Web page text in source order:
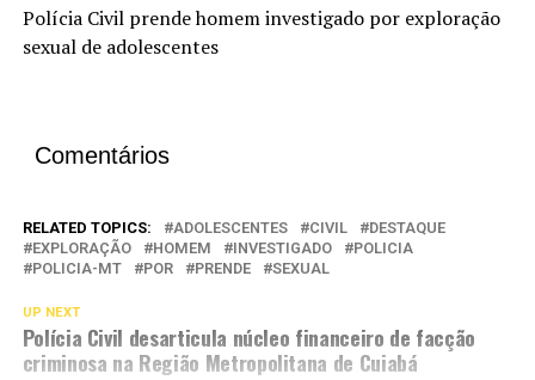
Polícia Civil prende homem investigado por exploração
sexual de adolescentes
Comentários
RELATED TOPICS: ADOLESCENTES CIVIL
DESTAQUE
EXPLORAÇÃO
HOMEM INVESTIGADO
POLICIA
POLICIA-MT
POR PRENDE SEXUAL
UP NEXT
Polícia Civil desarticula núcleo financeiro de facção
criminosa na Região Metropolitana de Cuiabá